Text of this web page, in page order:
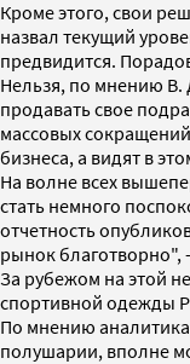
Кроме этого, свои
назвал текущий
предвидится.
Нельзя, по мнению В.
продавать свое
массовых
бизнеса, а видят в
На волне всех
стать немного
отчетность
рынок благотворно",
За рубежом на этой
спортивной одежды
По мнению
полушарии, вполне